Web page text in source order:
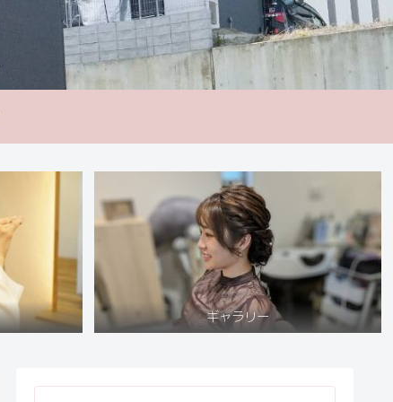
ギャラリー